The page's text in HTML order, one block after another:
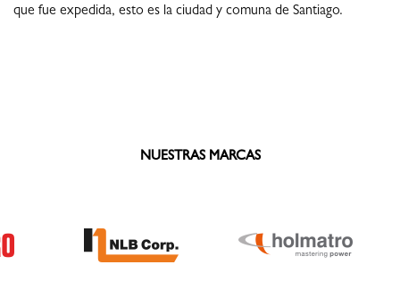
que fue expedida, esto es la ciudad y comuna de Santiago.
NUESTRAS MARCAS